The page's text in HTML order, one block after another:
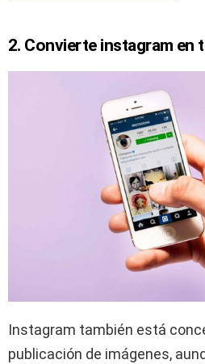
2. Convierte instagram en
Instagram también está
publicación de imágenes,